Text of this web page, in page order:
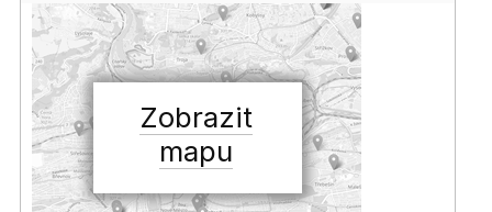
Zobrazit
mapu